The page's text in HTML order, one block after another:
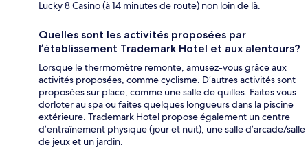
Lucky 8 Casino (à 14 minutes de route) non loin de là.
Quelles sont les activités proposées par
l’établissement Trademark Hotel et aux alentours?
Lorsque le thermomètre remonte, amusez-vous grâce aux
activités proposées, comme cyclisme. D’autres activités sont
proposées sur place, comme une salle de quilles. Faites vous
dorloter au spa ou faites quelques longueurs dans la piscine
extérieure. Trademark Hotel propose également un centre
d’entraînement physique (jour et nuit), une salle d’arcade/salle
de jeux et un jardin.